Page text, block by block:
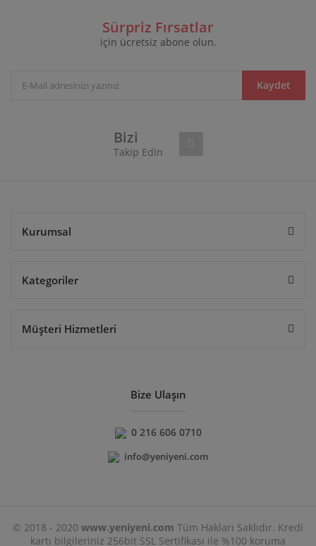
Yorum Yaz
Ürün resmi kalitesiz, bozuk veya görüntülenemiyor.
Ürün bilgilerinde hatalar bulunuyor.
Sürpriz Fırsatlar
için ücretsiz abone olun.
Kaydet
Bizi
Takip Edin
Kurumsal
Kategoriler
Müşteri Hizmetleri
Bize Ulaşın
0 216 606 0710
info@yeniyeni.com
© 2018 - 2020 www.yeniyeni.com Tüm Hakları Saklıdır. Kredi
kartı bilgileriniz 256bit SSL Sertifikası ile %100 koruma